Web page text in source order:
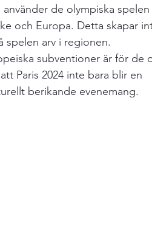
de olympiska
och Europa. Detta skapar
spelen arv i regionen.
subventioner är för de
Paris 2024 inte bara blir en
berikande evenemang.